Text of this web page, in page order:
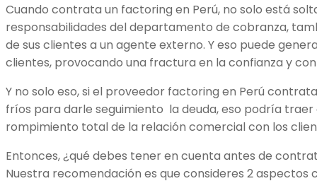
Cuando contrata un factoring en Perú, no solo está
responsabilidades del departamento de cobranza,
de sus clientes a un agente externo. Y eso puede
clientes, provocando una fractura en la confianza y
Y no solo eso, si el proveedor factoring en Perú
fríos para darle seguimiento la deuda, eso podría
rompimiento total de la relación comercial con los
Entonces, ¿qué debes tener en cuenta antes de
Nuestra recomendación es que consideres 2 aspectos